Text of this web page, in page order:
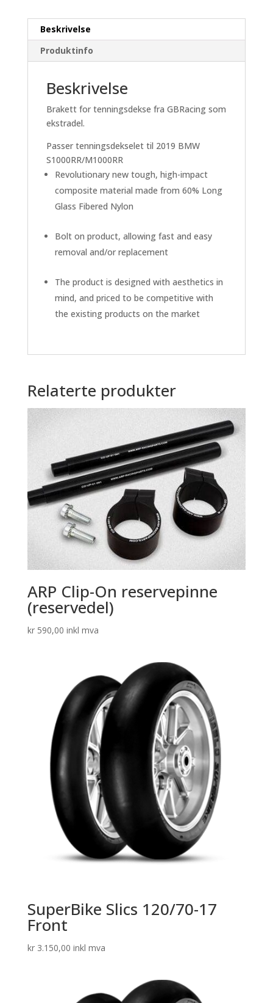
Beskrivelse
Produktinfo
Beskrivelse
Brakett for tenningsdekse fra GBRacing som
ekstradel.
Passer tenningsdekselet til 2019 BMW
S1000RR/M1000RR
Revolutionary new tough, high-impact
composite material made from 60% Long
Glass Fibered Nylon
Bolt on product, allowing fast and easy
removal and/or replacement
The product is designed with aesthetics in
mind, and priced to be competitive with
the existing products on the market
Relaterte produkter
ARP Clip-On reservepinne
(reservedel)
kr590,00 inkl mva
SuperBike Slics 120/70-17
Front
kr3.150,00 inkl mva